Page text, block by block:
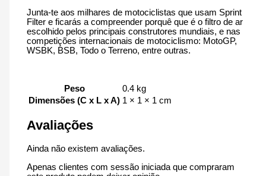
Junta-te aos milhares de motociclistas que usam Sprint
Filter e ficarás a compreender porquê que é o filtro de ar
escolhido pelos principais construtores mundiais, e nas
competições internacionais de motociclismo: MotoGP,
WSBK, BSB, Todo o Terreno, entre outras.
Peso
0.4 kg
Dimensões (C x L x A) 1 × 1 × 1 cm
Avaliações
Ainda não existem avaliações.
Apenas clientes com sessão iniciada que compraram